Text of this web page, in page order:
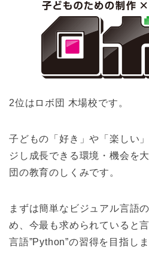
2位はロボ団 木場校です。
子どもの「好き」や「楽しい
ジし成長できる環境・機会を
団の教育のしくみです。
まずは簡単なビジュアル言語
め、今最も求められていると
言語”Python”の習得を目指しま